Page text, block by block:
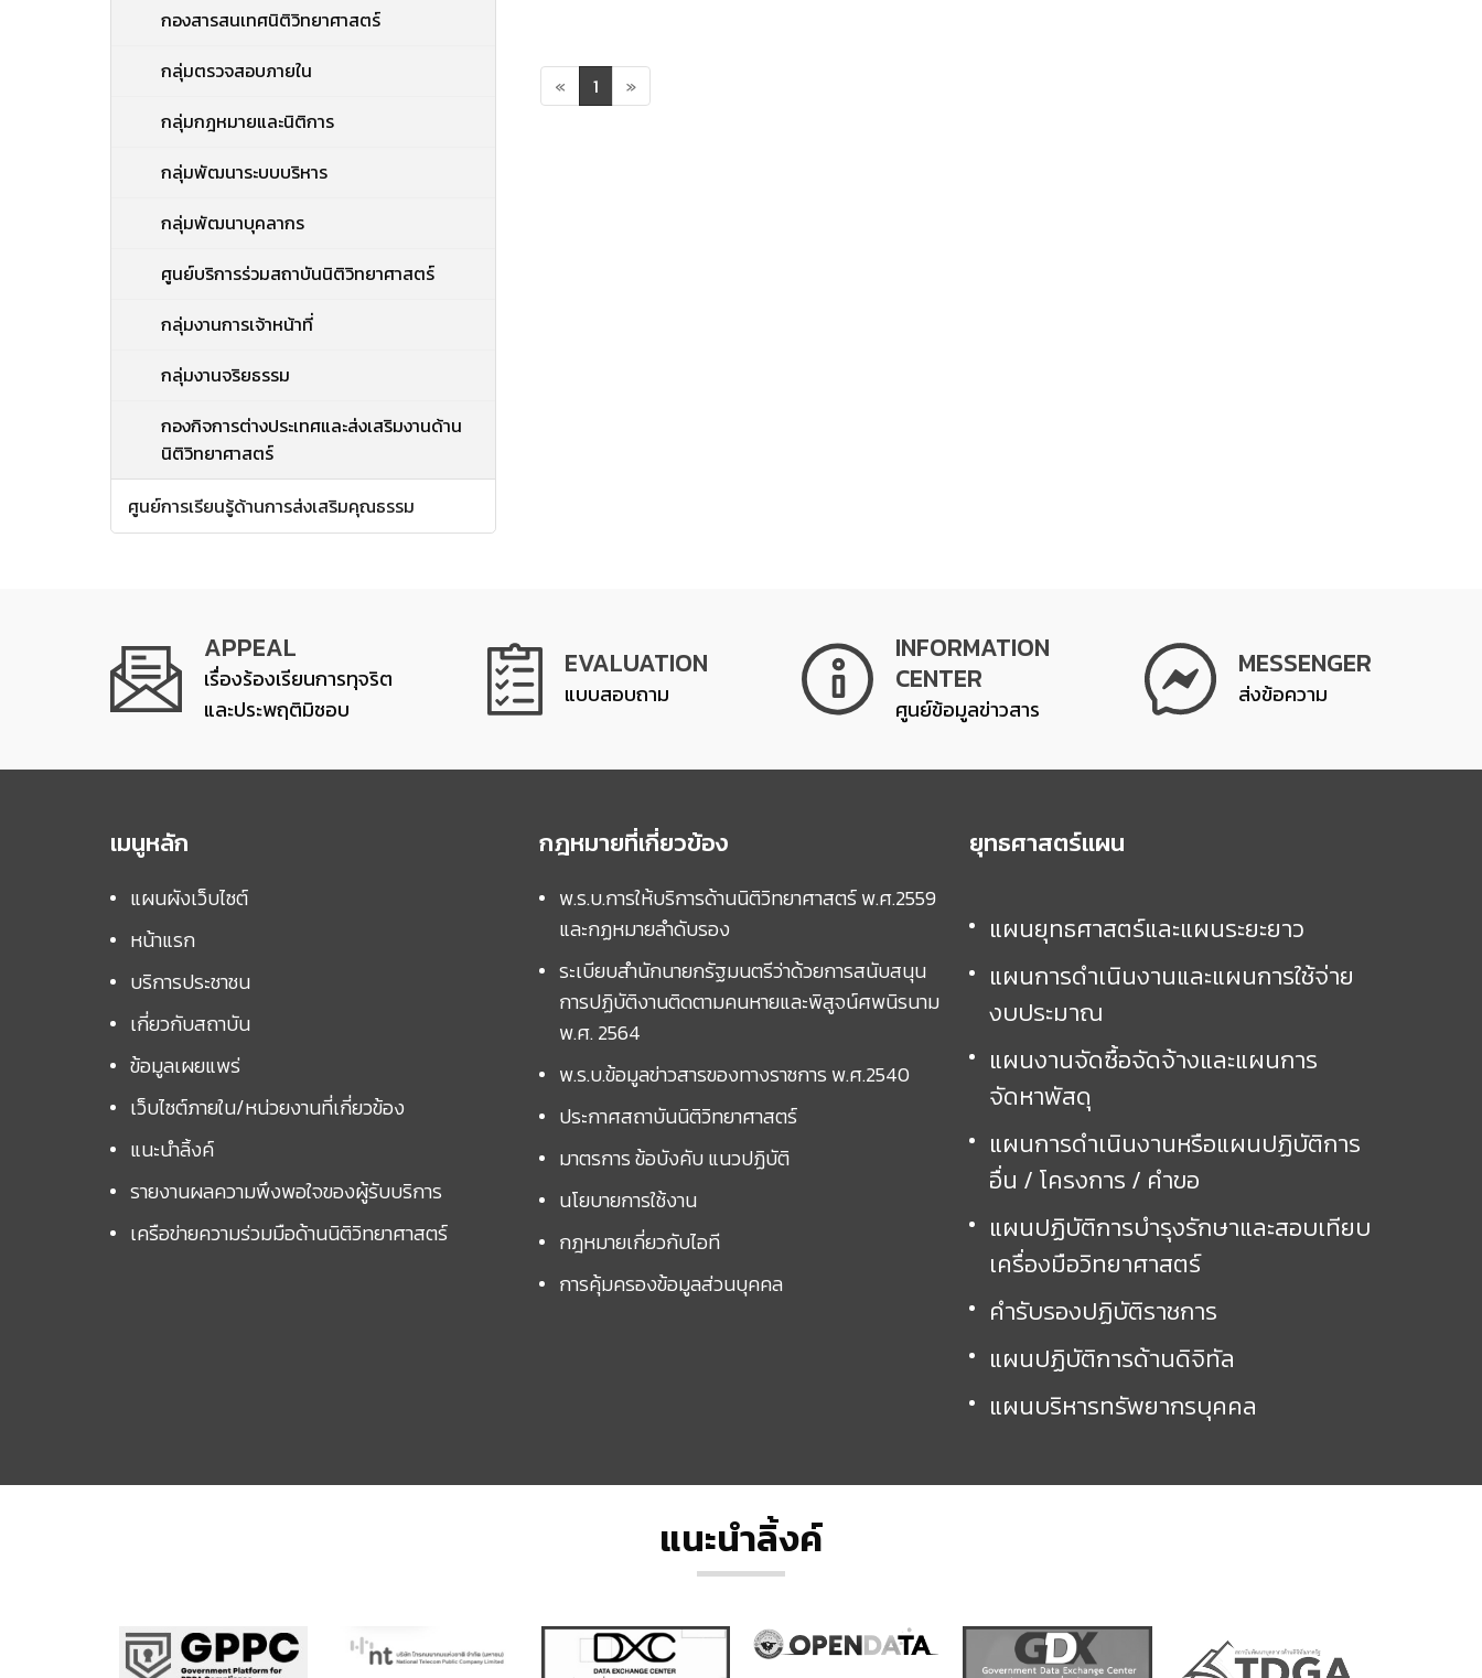
กองสารสนเทศนิติวิทยาศาสตร์
กลุ่มตรวจสอบภายใน
กลุ่มกฎหมายและนิติการ
กลุ่มพัฒนาระบบบริหาร
กลุ่มพัฒนาบุคลากร
ศูนย์บริการร่วมสถาบันนิติวิทยาศาสตร์
กลุ่มงานการเจ้าหน้าที่
กลุ่มงานจริยธรรม
กองกิจการต่างประเทศและส่งเสริมงานด้าน
นิติวิทยาศาสตร์
ศูนย์การเรียนรู้ด้านการส่งเสริมคุณธรรม
« 1 »
APPEAL
เรื่องร้องเรียนการทุจริต
และประพฤติมิชอบ
EVALUATION
แบบสอบถาม
INFORMATION
CENTER
ศูนย์ข้อมูลข่าวสาร
MESSENGER
ส่งข้อความ
เมนูหลัก
แผนผังเว็บไซต์
หน้าแรก
บริการประชาชน
เกี่ยวกับสถาบัน
ข้อมูลเผยแพร่
เว็บไซต์ภายใน/หน่วยงานที่เกี่ยวข้อง
แนะนำลิ้งค์
รายงานผลความพึงพอใจของผู้รับบริการ
เครือข่ายความร่วมมือด้านนิติวิทยาศาสตร์
กฎหมายที่เกี่ยวข้อง
พ.ร.บ.การให้บริการด้านนิติวิทยาศาสตร์ พ.ศ.2559
และกฏหมายลำดับรอง
ระเบียบสำนักนายกรัฐมนตรีว่าด้วยการสนับสนุน
การปฏิบัติงานติดตามคนหายและพิสูจน์ศพนิรนาม
พ.ศ. 2564
พ.ร.บ.ข้อมูลข่าวสารของทางราชการ พ.ศ.2540
ประกาศสถาบันนิติวิทยาศาสตร์
มาตรการ ข้อบังคับ แนวปฏิบัติ
นโยบายการใช้งาน
กฎหมายเกี่ยวกับไอที
การคุ้มครองข้อมูลส่วนบุคคล
ยุทธศาสตร์แผน
แผนยุทธศาสตร์และแผนระยะยาว
แผนการดำเนินงานและแผนการใช้จ่าย
งบประมาณ
แผนงานจัดซื้อจัดจ้างและแผนการ
จัดหาพัสดุ
แผนการดำเนินงานหรือแผนปฏิบัติการ
อื่น / โครงการ / คำขอ
แผนปฏิบัติการบำรุงรักษาและสอบเทียบ
เครื่องมือวิทยาศาสตร์
คำรับรองปฏิบัติราชการ
แผนปฏิบัติการด้านดิจิทัล
แผนบริหารทรัพยากรบุคคล
แนะนำลิ้งค์